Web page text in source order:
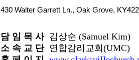
430 Walter Garrett Ln., Oak Grove,
담 임 목 사 김상순 (Samuel Kim)
소 속 교 단 연합감리교회(UMC)